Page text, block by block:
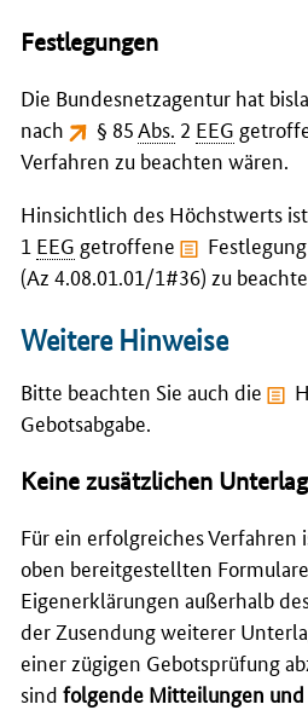
Festlegungen
Die Bundesnetzagentur hat
nach
§ 85Abs. 2 EEG
Verfahren zu beachten wären.
Hinsichtlich des Höchstwerts
1 EEG getroffene
(Az 4.08.01.01/1#36) zu
Weitere Hinweise
Bitte beachten Sie auch die
Gebotsabgabe.
Keine zusätzlichen
Für ein erfolgreiches Verfahren
oben bereitgestellten
Eigenerklärungen außerhalb
der Zusendung weiterer
einer zügigen Gebotsprüfung
sind folgende Mitteilungen